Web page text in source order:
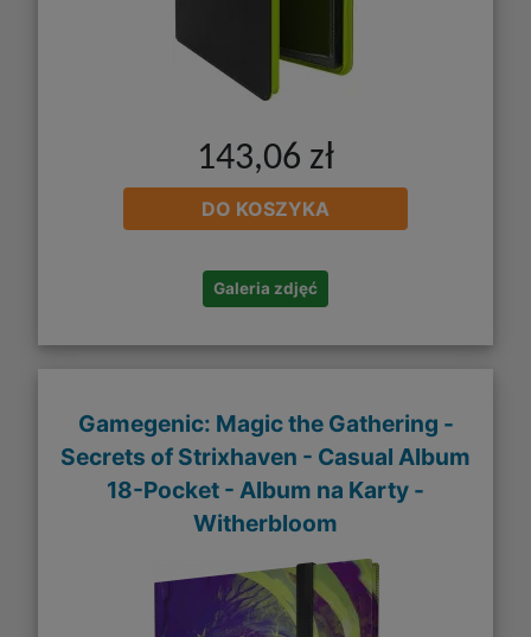
143,06 zł
DO KOSZYKA
Galeria zdjęć
Gamegenic: Magic the Gathering -
Secrets of Strixhaven - Casual Album
18-Pocket - Album na Karty -
Witherbloom